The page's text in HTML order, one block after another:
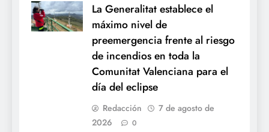
La Generalitat establece el
máximo nivel de
preemergencia frente al riesgo
de incendios en toda la
Comunitat Valenciana para el
día del eclipse
Redacción
7 de agosto de
2026
0